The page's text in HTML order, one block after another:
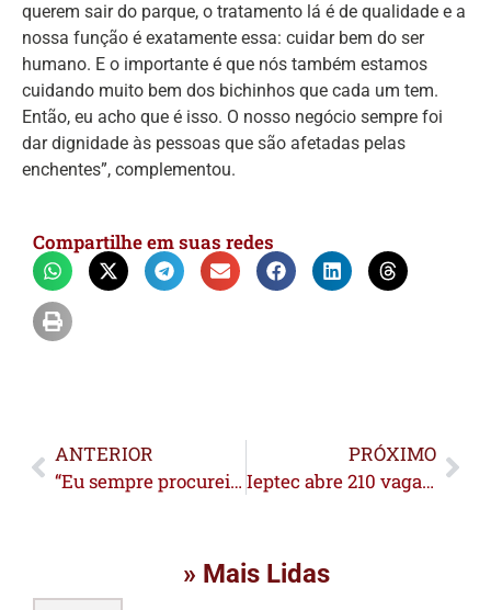
querem sair do parque, o tratamento lá é de qualidade e a
nossa função é exatamente essa: cuidar bem do ser
humano. E o importante é que nós também estamos
cuidando muito bem dos bichinhos que cada um tem.
Então, eu acho que é isso. O nosso negócio sempre foi
dar dignidade às pessoas que são afetadas pelas
enchentes”, complementou.
Compartilhe em suas redes
ANTERIOR
“Eu sempre procurei respeitar os limites”, afirma Bocalom sobre relação com Câmara de Rio Branco
PRÓXIMO
Ieptec abre 210 vagas para oficinas gastronômicas em Rio Branco e Porto Acre
» Mais Lidas